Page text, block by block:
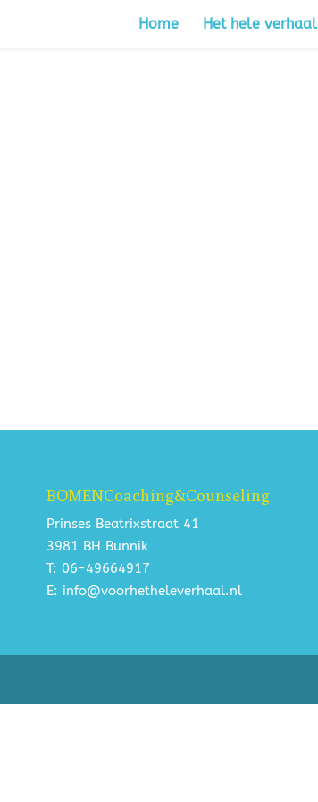
Home Het hele verhaal
BOMENCoaching&Counseling
Prinses Beatrixstraat 41
3981 BH Bunnik
T: 06-49664917
E: info@voorhetheleverhaal.nl